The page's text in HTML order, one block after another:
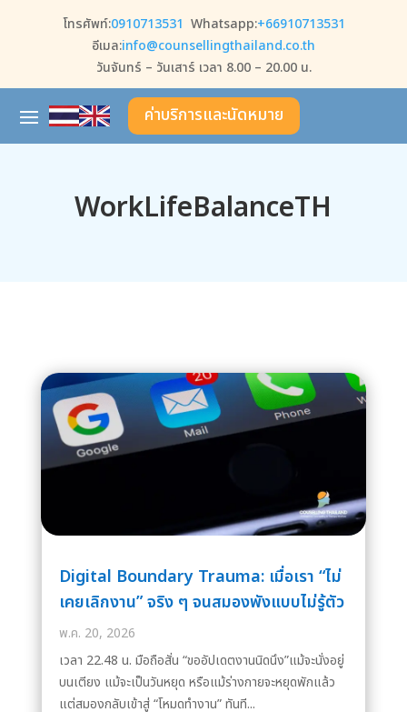
โทรศัพท์:0910713531 Whatsapp:+66910713531
อีเมล:info@counsellingthailand.co.th
วันจันทร์ – วันเสาร์ เวลา 8.00 – 20.00 น.
ค่าบริการและนัดหมาย
WorkLifeBalanceTH
Digital Boundary Trauma: เมื่อเรา “ไม่
เคยเลิกงาน” จริง ๆ จนสมองพังแบบไม่รู้ตัว
พ.ค. 20, 2026
เวลา 22.48 น. มือถือสั่น “ขออัปเดตงานนิดนึง”แม้จะนั่งอยู่
บนเตียง แม้จะเป็นวันหยุด หรือแม้ร่างกายจะหยุดพักแล้ว
แต่สมองกลับเข้าสู่ “โหมดทำงาน” ทันที...